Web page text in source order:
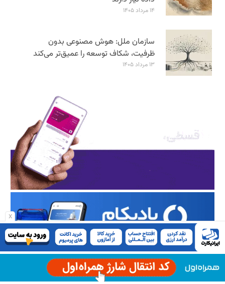
x
۱۴ مرداد ۱۴۰۵
سازمان ملل: هوش مصنوعی بدون
ظرفیت، شکاف توسعه را عمیق‌تر می‌کند
۱۳ مرداد ۱۴۰۵